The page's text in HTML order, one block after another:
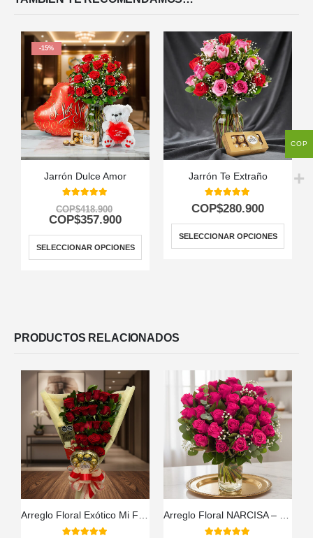
-15%
Jarrón Dulce Amor
5.00
COP$418.900
COP$357.900
SELECCIONAR OPCIONES
Jarrón Te Extraño
5.00out of 5
COP$280.900
SELECCIONAR OPCIONES
PRODUCTOS RELACIONADOS
Arreglo Floral Exótico Mi Flechazo Arreglo Floral NARCISA – Pasión en 36 Rosas Fucsia 💖
COP